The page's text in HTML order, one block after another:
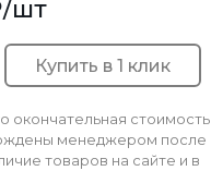
/шт
Купить в 1 клик
стоимость
менеджером после
товаров на сайте и в